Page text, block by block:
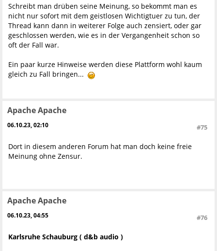
Schreibt man drüben seine Meinung, so bekommt man es
nicht nur sofort mit dem geistlosen Wichtigtuer zu tun, der
Thread kann dann in weiterer Folge auch zensiert, oder gar
geschlossen werden, wie es in der Vergangenheit schon so
oft der Fall war.
Ein paar kurze Hinweise werden diese Plattform wohl kaum
gleich zu Fall bringen...
Apache Apache
06.10.23, 02:10 #75
Dort in diesem anderen Forum hat man doch keine freie
Meinung ohne Zensur.
Apache Apache
06.10.23, 04:55 #76
Karlsruhe Schauburg ( d&b audio )